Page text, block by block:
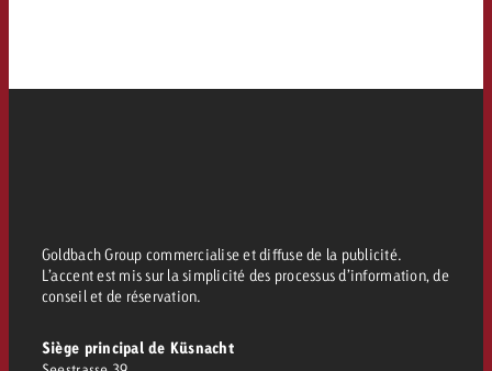
Goldbach Group commercialise et diffuse de la publicité.
L’accent est mis sur la simplicité des processus d’information, de
conseil et de réservation.
Siège principal de Küsnacht